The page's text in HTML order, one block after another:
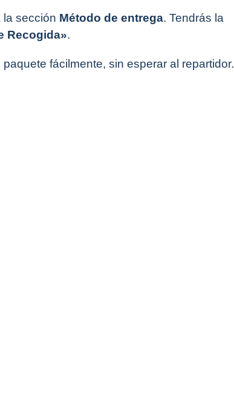
la sección Método de entrega. Tendrás la
Recogida».
fácilmente, sin esperar al repartidor.